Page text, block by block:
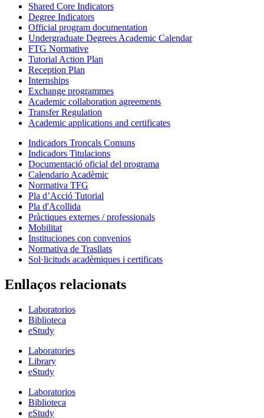
Shared Core Indicators
Degree Indicators
Official program documentation
Undergraduate Degrees Academic Calendar
FTG Normative
Tutorial Action Plan
Reception Plan
Internships
Exchange programmes
Academic collaboration agreements
Transfer Regulation
Academic applications and certificates
Indicadors Troncals Comuns
Indicadors Titulacions
Documentació oficial del programa
Calendario Acadèmic
Normativa TFG
Pla d’Acció Tutorial
Pla d'Acollida
Pràctiques externes / professionals
Mobilitat
Instituciones con convenios
Normativa de Trasllats
Sol·licituds acadèmiques i certificats
Enllaços relacionats
Laboratorios
Biblioteca
eStudy
Laboratories
Library
eStudy
Laboratorios
Biblioteca
eStudy